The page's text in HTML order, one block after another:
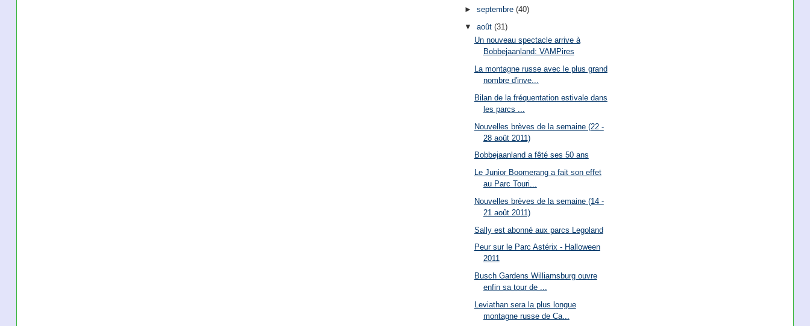
► septembre (40)
▼ août (31)
Un nouveau spectacle arrive à
Bobbejaanland: VAMPires
La montagne russe avec le plus grand
nombre d'inve...
Bilan de la fréquentation estivale dans
les parcs ...
Nouvelles brèves de la semaine (22 -
28 août 2011)
Bobbejaanland a fêté ses 50 ans
Le Junior Boomerang a fait son effet
au Parc Touri...
Nouvelles brèves de la semaine (14 -
21 août 2011)
Sally est abonné aux parcs Legoland
Peur sur le Parc Astérix - Halloween
2011
Busch Gardens Williamsburg ouvre
enfin sa tour de ...
Leviathan sera la plus longue
montagne russe de Ca...